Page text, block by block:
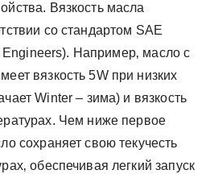
Вязкость масла
со стандартом SAE
Например‚ масло с
вязкость 5W при низких
Winter – зима) и вязкость
Чем ниже первое
сохраняет свою текучесть
обеспечивая легкий запуск